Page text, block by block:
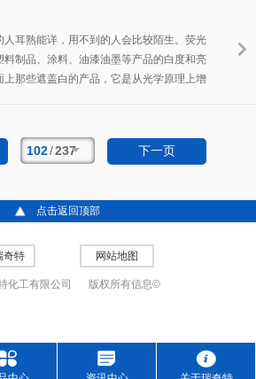
有很好的白度和耐候性，被众多用户所认
耳熟能详，用不到的人会比较陌生。荧光
制品、涂料、油漆油墨等产品的白度和亮
上那些遮盖白的产品，它是从光学原理上增
选。
102/237 下一页
点击返回顶部
奇特 网站地图
化工有限公司 版权所有信息©